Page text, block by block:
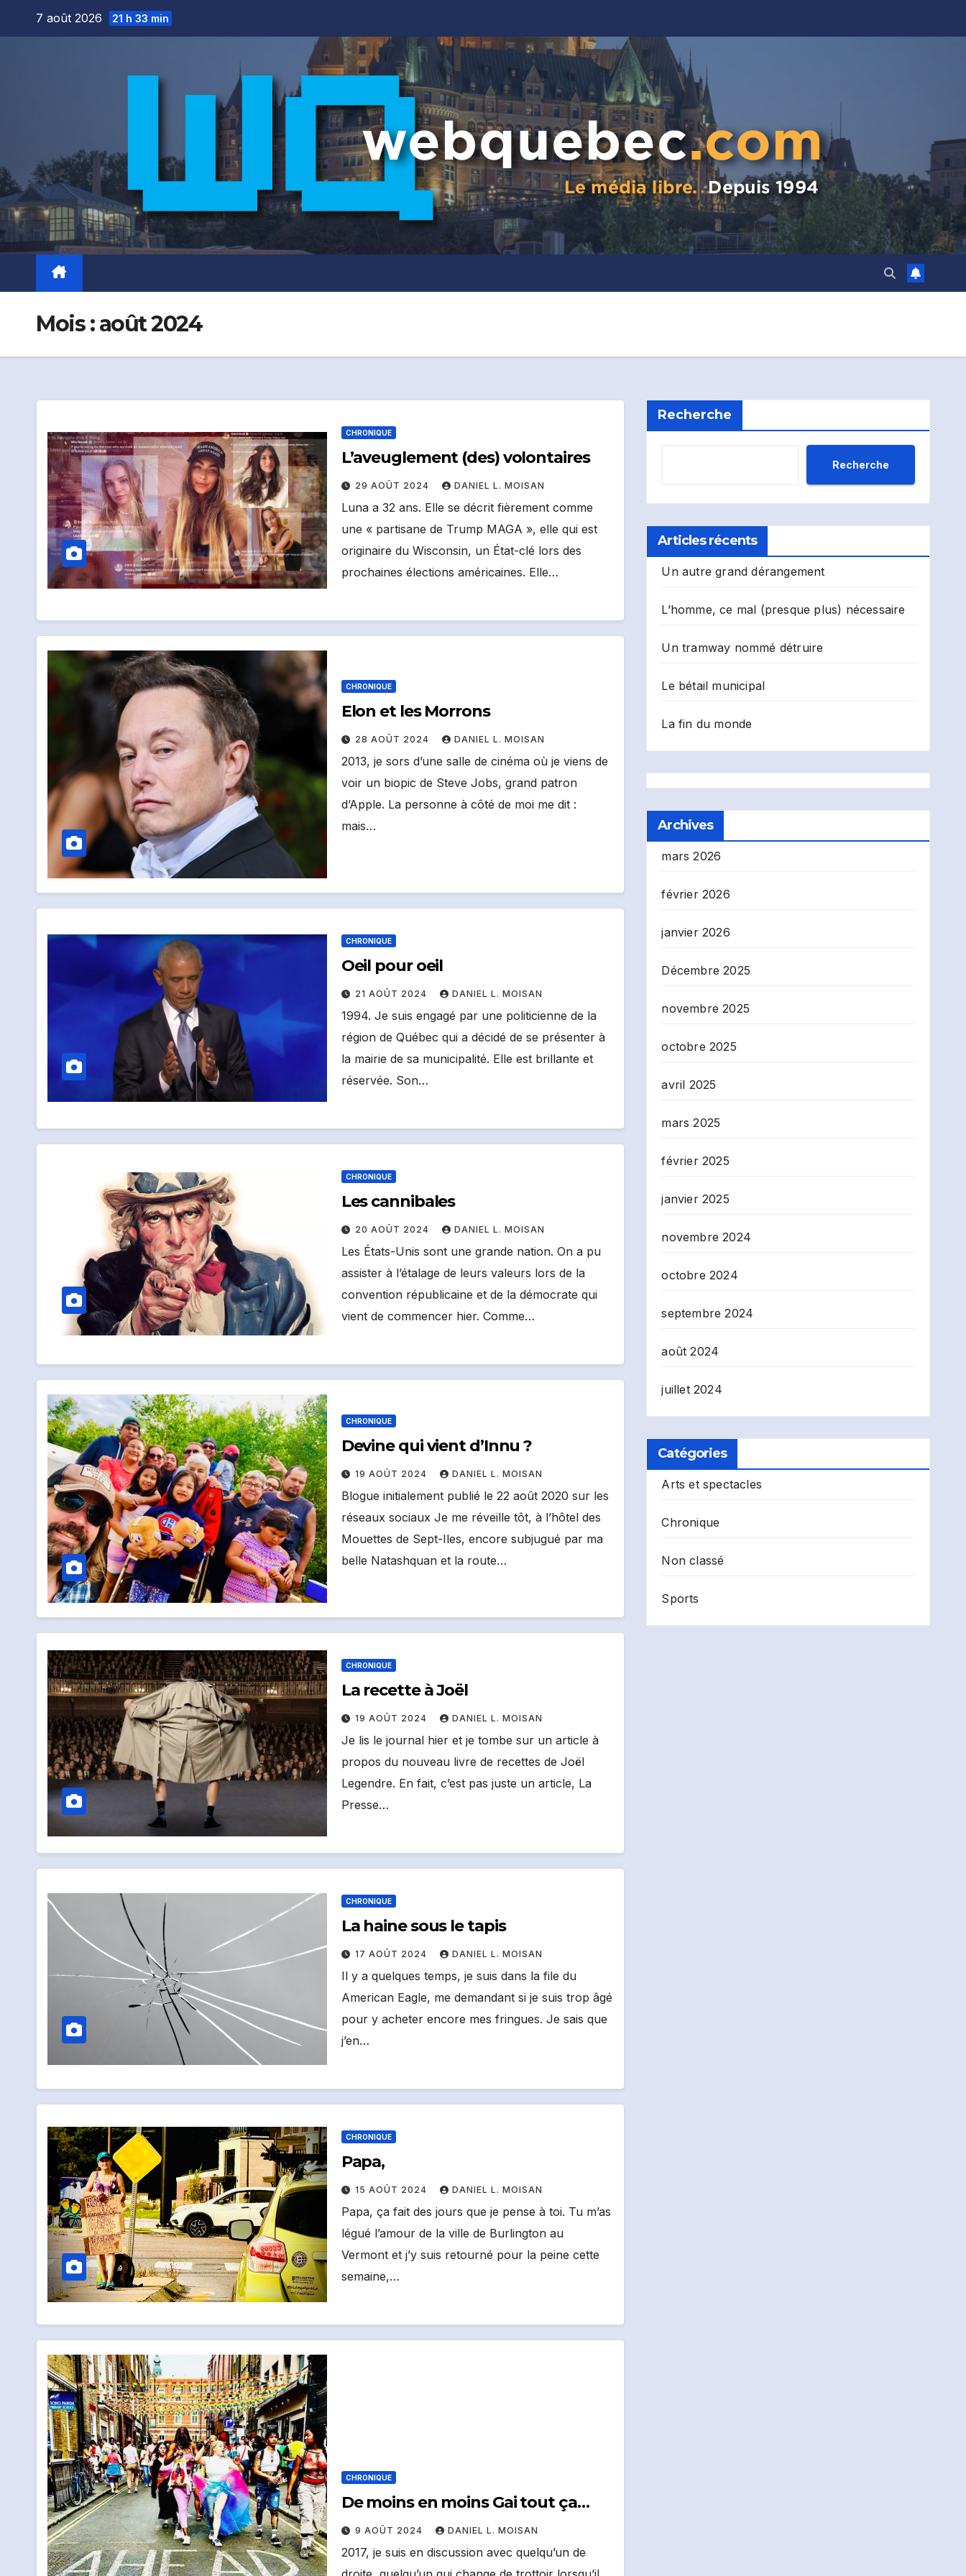
7 août 2026 21 h 33 min
Mois :août 2024
CHRONIQUE
L’aveuglement (des) volontaires
29 AOÛT 2024 DANIEL L. MOISAN
Luna a 32 ans. Elle se décrit fièrement comme
une « partisane de Trump MAGA », elle qui est
originaire du Wisconsin, un État-clé lors des
prochaines élections américaines. Elle…
CHRONIQUE
Elon et les Morrons
28 AOÛT 2024 DANIEL L. MOISAN
2013, je sors d’une salle de cinéma où je viens de
voir un biopic de Steve Jobs, grand patron
d’Apple. La personne à côté de moi me dit :
mais…
CHRONIQUE
Oeil pour oeil
21 AOÛT 2024 DANIEL L. MOISAN
1994. Je suis engagé par une politicienne de la
région de Québec qui a décidé de se présenter à
la mairie de sa municipalité. Elle est brillante et
réservée. Son…
CHRONIQUE
Les cannibales
20 AOÛT 2024 DANIEL L. MOISAN
Les États-Unis sont une grande nation. On a pu
assister à l’étalage de leurs valeurs lors de la
convention républicaine et de la démocrate qui
vient de commencer hier. Comme…
CHRONIQUE
Devine qui vient d’Innu ?
19 AOÛT 2024 DANIEL L. MOISAN
Blogue initialement publié le 22 août 2020 sur les
réseaux sociaux Je me réveille tôt, à l’hôtel des
Mouettes de Sept-Iles, encore subjugué par ma
belle Natashquan et la route…
CHRONIQUE
La recette à Joël
19 AOÛT 2024 DANIEL L. MOISAN
Je lis le journal hier et je tombe sur un article à
propos du nouveau livre de recettes de Joël
Legendre. En fait, c’est pas juste un article, La
Presse…
CHRONIQUE
La haine sous le tapis
17 AOÛT 2024 DANIEL L. MOISAN
Il y a quelques temps, je suis dans la file du
American Eagle, me demandant si je suis trop âgé
pour y acheter encore mes fringues. Je sais que
j’en…
CHRONIQUE
Papa,
15 AOÛT 2024 DANIEL L. MOISAN
Papa, ça fait des jours que je pense à toi. Tu m’as
légué l’amour de la ville de Burlington au
Vermont et j’y suis retourné pour la peine cette
semaine,…
CHRONIQUE
De moins en moins Gai tout ça…
9 AOÛT 2024 DANIEL L. MOISAN
2017, je suis en discussion avec quelqu’un de
Recherche
Recherche
Articles récents
Un autre grand dérangement
L’homme, ce mal (presque plus) nécessaire
Un tramway nommé détruire
Le bétail municipal
La fin du monde
Archives
mars 2026
février 2026
janvier 2026
Décembre 2025
novembre 2025
octobre 2025
avril 2025
mars 2025
février 2025
janvier 2025
novembre 2024
octobre 2024
septembre 2024
août 2024
juillet 2024
Catégories
Arts et spectacles
Chronique
Non classé
Sports